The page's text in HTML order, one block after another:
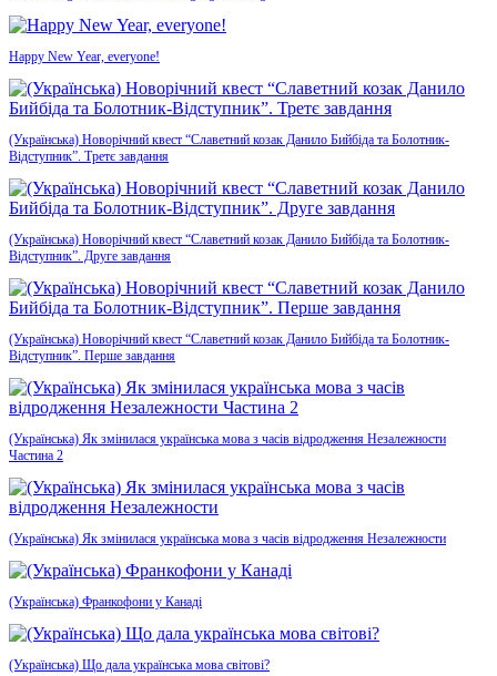
Happy New Year, everyone!
(Українська) Новорічний квест “Славетний козак Данило Бийбіда та Болотник-
Відступник”. Третє завдання
(Українська) Новорічний квест “Славетний козак Данило Бийбіда та Болотник-
Відступник”. Друге завдання
(Українська) Новорічний квест “Славетний козак Данило Бийбіда та Болотник-
Відступник”. Перше завдання
(Українська) Як змінилася українська мова з часів відродження Незалежности
Частина 2
(Українська) Як змінилася українська мова з часів відродження Незалежности
(Українська) Франкофони у Канаді
(Українська) Що дала українська мова світові?